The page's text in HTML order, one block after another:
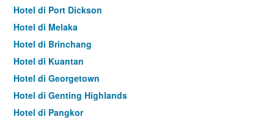
Hotel di Port Dickson
Hotel di Melaka
Hotel di Brinchang
Hotel di Kuantan
Hotel di Georgetown
Hotel di Genting Highlands
Hotel di Pangkor